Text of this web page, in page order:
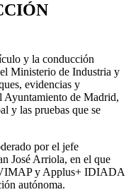
y la conducción
Ministerio de Industria y
evidencias y
Ayuntamiento de Madrid,
y las pruebas que se
por el jefe
José Arriola, en el que
y Applus+ IDIADA
autónoma.